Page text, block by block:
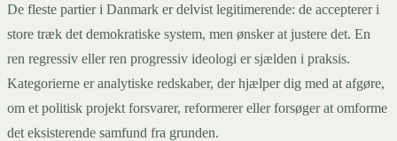
De fleste partier i Danmark er delvist legitimerende: de accepterer i
store træk det demokratiske system, men ønsker at justere det. En
ren regressiv eller ren progressiv ideologi er sjælden i praksis.
Kategorierne er analytiske redskaber, der hjælper dig med at afgøre,
om et politisk projekt forsvarer, reformerer eller forsøger at omforme
det eksisterende samfund fra grunden.